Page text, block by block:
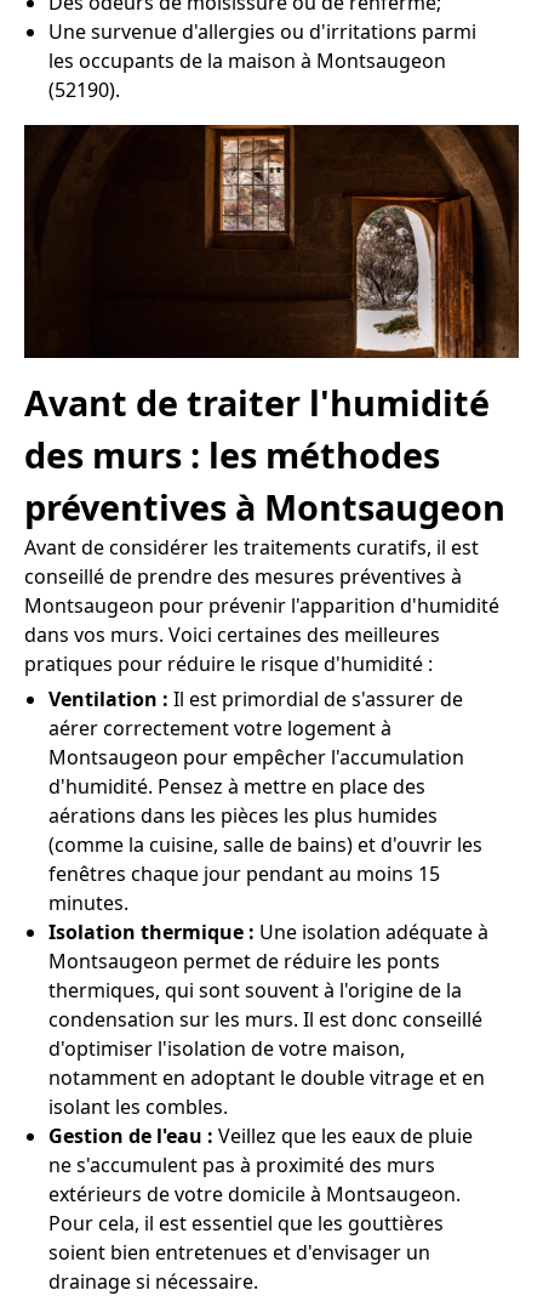
Une survenue d'allergies ou d'irritations parmi
les occupants de la maison à Montsaugeon
(52190).
Avant de traiter l'humidité
des murs : les méthodes
préventives à Montsaugeon
Avant de considérer les traitements curatifs, il est
conseillé de prendre des mesures préventives à
Montsaugeon pour prévenir l'apparition d'humidité
dans vos murs. Voici certaines des meilleures
pratiques pour réduire le risque d'humidité :
Ventilation : Il est primordial de s'assurer de
aérer correctement votre logement à
Montsaugeon pour empêcher l'accumulation
d'humidité. Pensez à mettre en place des
aérations dans les pièces les plus humides
(comme la cuisine, salle de bains) et d'ouvrir les
fenêtres chaque jour pendant au moins 15
minutes.
Isolation thermique : Une isolation adéquate à
Montsaugeon permet de réduire les ponts
thermiques, qui sont souvent à l'origine de la
condensation sur les murs. Il est donc conseillé
d'optimiser l'isolation de votre maison,
notamment en adoptant le double vitrage et en
isolant les combles.
Gestion de l'eau : Veillez que les eaux de pluie
ne s'accumulent pas à proximité des murs
extérieurs de votre domicile à Montsaugeon.
Pour cela, il est essentiel que les gouttières
soient bien entretenues et d'envisager un
drainage si nécessaire.